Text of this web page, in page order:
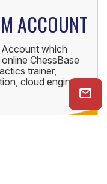
ACCOUNT
Account which
ChessBase
trainer,
cloud engine